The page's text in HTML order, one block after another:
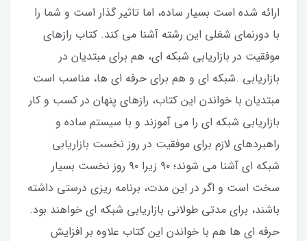
ارائه شده است بسیار ساده، اما تاثیر گذار است و شما را
با دورنمای شغلی این رشته آشنا می کند. کتاب رازهای
موفقیت در بازاریابی شبکه ای، هم برای مبتدیان در
بازاریابی .شبکه ای و هم برای حرفه ای ها، مناسب است
مبتدیان با خواندن این کتاب، رازهای پنهان در کسب و کار
بازاریابی شبکه ای را می آموزند و با سیستم ساده و
راهبردهای لازم برای موفقیت در روز نخست بازاریابی
شبکه ای آشنا می شوند؛ ۹۰ زیرا ۹۰ روز نخست بسیار
سخت است و اگر در این مدت، برنامه ریزی درستی داشته
باشند، برای مدتی طولانی بازاریابی شبکه ای خواهند بود.
حرفه ای ها هم با خواندن این کتاب علاوه بر افزایش